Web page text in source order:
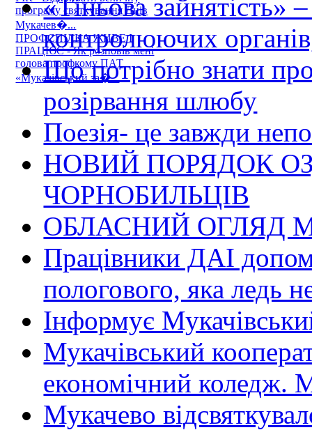
програму святкування Днів
Мукачев�...
ПРОФСПІЛКА ЖИВЕ І
ПРАЦЮЄ - Як розповів мені
голова профкому ПАТ
«Мукачівський за�...
«Тіньова зайнятість»
контролюючих
Що потрібно знати
розірвання шлюбу
Поезія- це завжди
НОВИЙ ПОРЯДОК
ЧОРНОБИЛЬЦІВ
ОБЛАСНИЙ ОГЛЯД
Працівники ДАІ
пологового, яка ледь
Інформує
Мукачівський
економічний
Мукачево